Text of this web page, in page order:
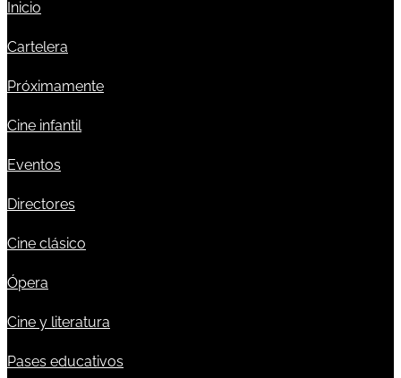
Inicio
Cartelera
Próximamente
Cine infantil
Eventos
Directores
Cine clásico
Ópera
Cine y literatura
Pases educativos